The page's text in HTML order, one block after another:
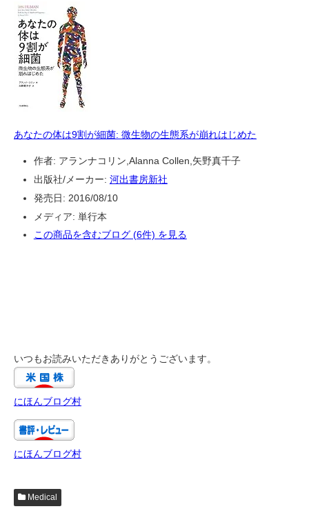
あなたの体は9割が細菌: 微生物の生態系が崩れはじめた
作者: アランナコリン,Alanna Collen,矢野真千子
出版社/メーカー: 河出書房新社
発売日: 2016/08/10
メディア: 単行本
この商品を含むブログ (6件) を見る
いつもお読みいただきありがとうございます。
にほんブログ村
にほんブログ村
Medical